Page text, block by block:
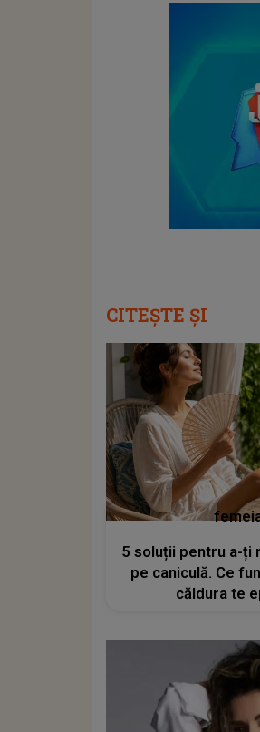
CITEȘTE ȘI
5 soluții pentru a-ți
pe caniculă. Ce
căldura te